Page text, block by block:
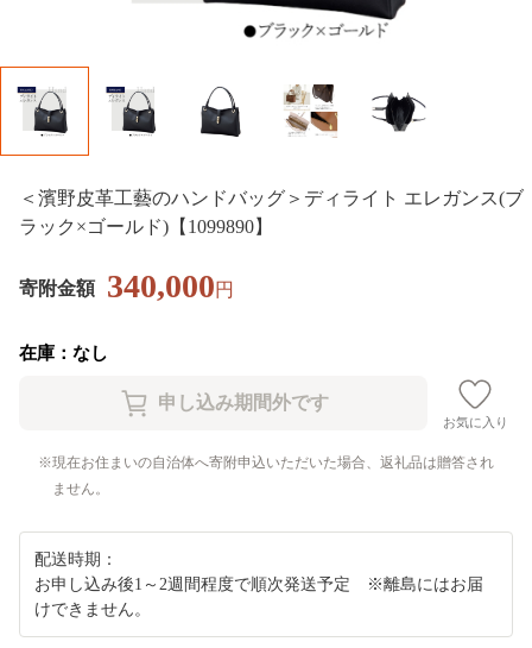
＜濱野皮革工藝のハンドバッグ＞ディライト エレガンス(ブ
ラック×ゴールド)【1099890】
寄附金額 340,000円
在庫：なし
お気に入り
現在お住まいの自治体へ寄附申込いただいた場合、返礼品は贈答され
ません。
配送時期：
お申し込み後1～2週間程度で順次発送予定 ※離島にはお届
けできません。